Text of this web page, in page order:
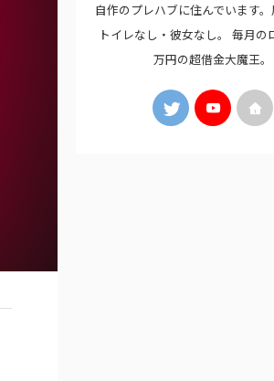
自作のプレハブに住んでいます。
トイレなし・彼女なし。 毎月の
万円の超借金大魔王。